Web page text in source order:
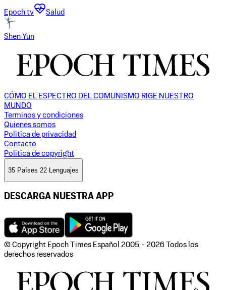
Epoch tv Salud
Shen Yun
CÓMO EL ESPECTRO DEL COMUNISMO RIGE NUESTRO
MUNDO
Terminos y condiciones
Quienes somos
Politica de privacidad
Contacto
Politica de copyright
35 Países 22 Lenguajes
DESCARGA NUESTRA APP
© Copyright Epoch Times Español 2005 - 2026 Todos los
derechos reservados